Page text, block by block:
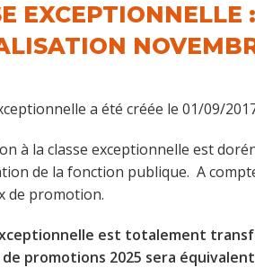
a été créée le 01/09/
à la classe exceptionnelle est
de la fonction publique. A
de promotion.
est totalement
promotions 2025 sera